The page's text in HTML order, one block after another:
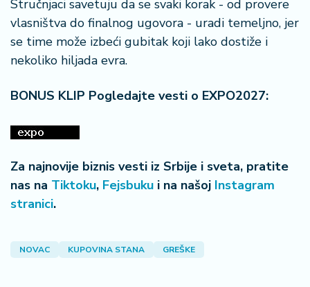
Stručnjaci savetuju da se svaki korak - od provere
vlasništva do finalnog ugovora - uradi temeljno, jer
se time može izbeći gubitak koji lako dostiže i
nekoliko hiljada evra.
BONUS KLIP Pogledajte vesti o EXPO2027:
Za najnovije biznis vesti iz Srbije i sveta, pratite
nas na Tiktoku, Fejsbuku i na našoj Instagram
stranici.
NOVAC KUPOVINA STANA GREŠKE